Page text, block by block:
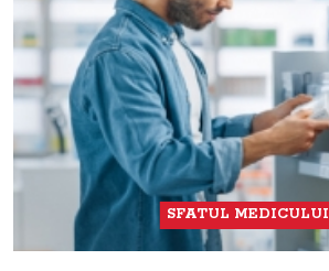
SFATUL MEDICULUI